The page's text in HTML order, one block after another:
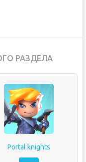
РАЗДЕЛА
Portal knights